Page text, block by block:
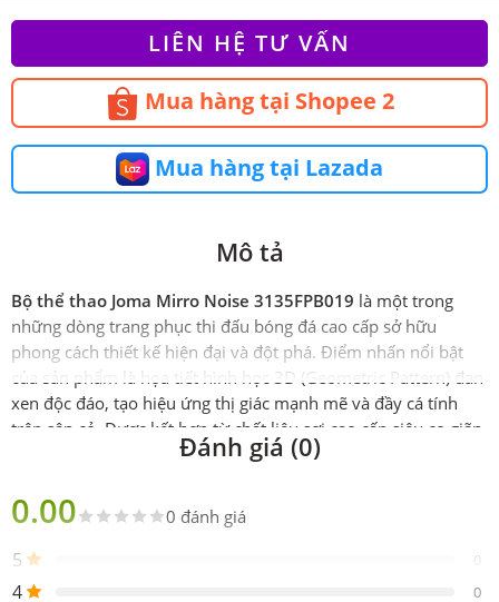
LIÊN HỆ TƯ VẤN
Mua hàng tại Shopee 2
Mua hàng tại Lazada
Mô tả
Bộ thể thao Joma Mirro Noise 3135FPB019 là một trong
những dòng trang phục thi đấu bóng đá cao cấp sở hữu
phong cách thiết kế hiện đại và đột phá. Điểm nhấn nổi bật
của sản phẩm là họa tiết hình học 3D (Geometric Pattern) đan
xen độc đáo, tạo hiệu ứng thị giác mạnh mẽ và đầy cá tính
trên sân cỏ. Được kết hợp từ chất liệu sợi cao cấp siêu co giãn
cùng công nghệ thoáng khí tối tân từ thương hiệu Joma, bộ
các cầu thủ luôn giữ vững phong độ và sự tự tin trong mọi
Thông số kỹ thuật sản phẩm
Đánh giá (0)
0.00 0 đánh giá
5 0
4 0